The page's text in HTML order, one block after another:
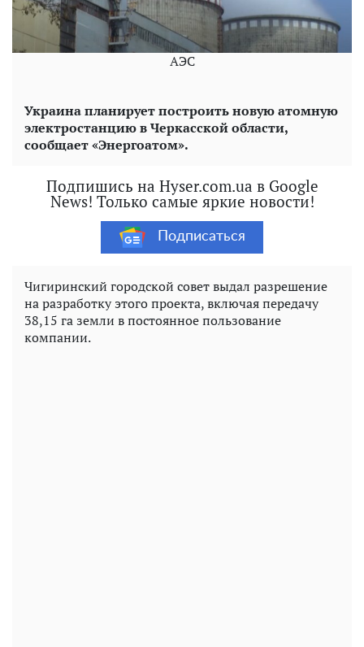
АЭС
Украина планирует построить новую атомную
электростанцию ​​в Черкасской области,
сообщает «Энергоатом».
Подпишись на Hyser.com.ua в Google
News! Только самые яркие новости!
Подписаться
Чигиринский городской совет выдал разрешение
на разработку этого проекта, включая передачу
38,15 га земли в постоянное пользование
компании.